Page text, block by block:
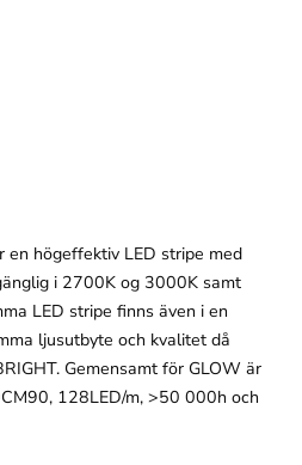
en högeffektiv LED stripe med
i 2700K og 3000K samt
LED stripe finns även i en
ljusutbyte och kvalitet då
Gemensamt för GLOW är
128LED/m, >50 000h och